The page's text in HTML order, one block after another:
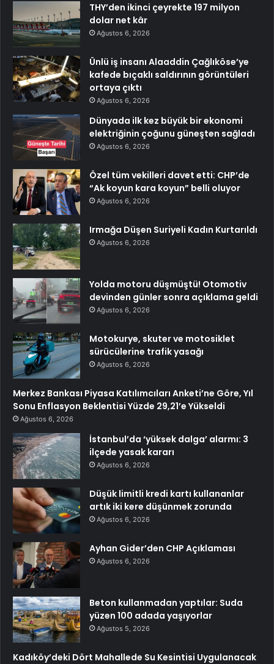
THY’den ikinci çeyrekte 197 milyon
dolar net kâr
Ağustos 6, 2026
Ünlü iş insanı Alaaddin Çağlıköse’ye
kafede bıçaklı saldırının görüntüleri
ortaya çıktı
Ağustos 6, 2026
Dünyada ilk kez büyük bir ekonomi
elektriğinin çoğunu güneşten sağladı
Ağustos 6, 2026
Özel tüm vekilleri davet etti: CHP’de
“Ak koyun kara koyun” belli oluyor
Ağustos 6, 2026
Irmağa Düşen Suriyeli Kadın Kurtarıldı
Ağustos 6, 2026
Yolda motoru düşmüştü! Otomotiv
devinden günler sonra açıklama geldi
Ağustos 6, 2026
Motokurye, skuter ve motosiklet
sürücülerine trafik yasağı
Ağustos 6, 2026
Merkez Bankası Piyasa Katılımcıları Anketi’ne Göre, Yıl
Sonu Enflasyon Beklentisi Yüzde 29,21’e Yükseldi
Ağustos 6, 2026
İstanbul’da ‘yüksek dalga’ alarmı: 3
ilçede yasak kararı
Ağustos 6, 2026
Düşük limitli kredi kartı kullananlar
artık iki kere düşünmek zorunda
Ağustos 6, 2026
Ayhan Gider’den CHP Açıklaması
Ağustos 6, 2026
Beton kullanmadan yaptılar: Suda
yüzen 100 adada yaşıyorlar
Ağustos 5, 2026
Kadıköy’deki Dört Mahallede Su Kesintisi Uygulanacak